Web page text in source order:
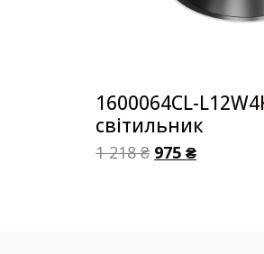
1600064CL-
світильник
1 218₴ 975₴